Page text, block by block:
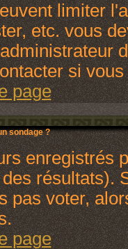
limiter
etc. vous
si
page
sondage ?
enregistrés
résultats).
pas voter,
page